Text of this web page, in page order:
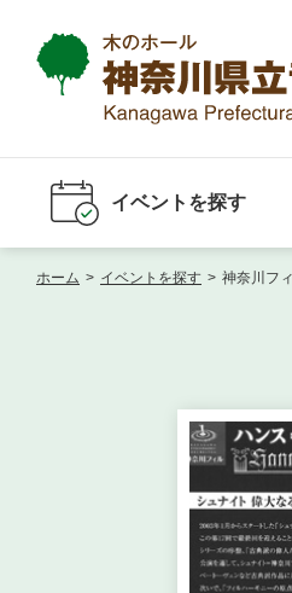
イベントを探す
ホーム > イベントを探す > 神奈川フ